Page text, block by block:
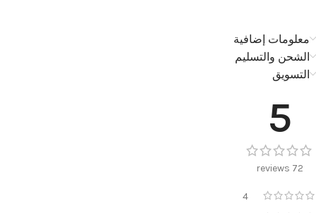
معلومات إضافية
الشحن والتسليم
التسويق
5
72 reviews
4